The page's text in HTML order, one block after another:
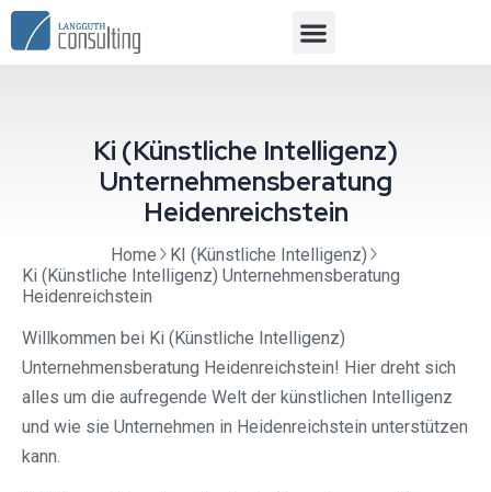
Ki (Künstliche Intelligenz)
Unternehmensberatung
Heidenreichstein
Home
KI (Künstliche Intelligenz)
Ki (Künstliche Intelligenz) Unternehmensberatung
Heidenreichstein
Willkommen bei Ki (Künstliche Intelligenz)
Unternehmensberatung Heidenreichstein! Hier dreht sich
alles um die aufregende Welt der künstlichen Intelligenz
und wie sie Unternehmen in Heidenreichstein unterstützen
kann.